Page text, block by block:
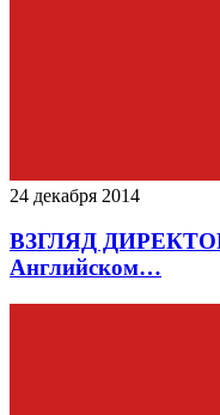
24 декабря 2014
ВЗГЛЯД
Английском…